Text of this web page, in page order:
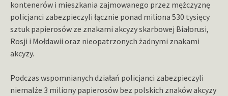
kontenerów i mieszkania zajmowanego przez mężczyznę
policjanci zabezpieczyli łącznie ponad miliona 530 tysięcy
sztuk papierosów ze znakami akcyzy skarbowej Białorusi,
Rosji i Mołdawii oraz nieopatrzonych żadnymi znakami
akcyzy.
Podczas wspomnianych działań policjanci zabezpieczyli
niemalże 3 miliony papierosów bez polskich znaków akcyzy